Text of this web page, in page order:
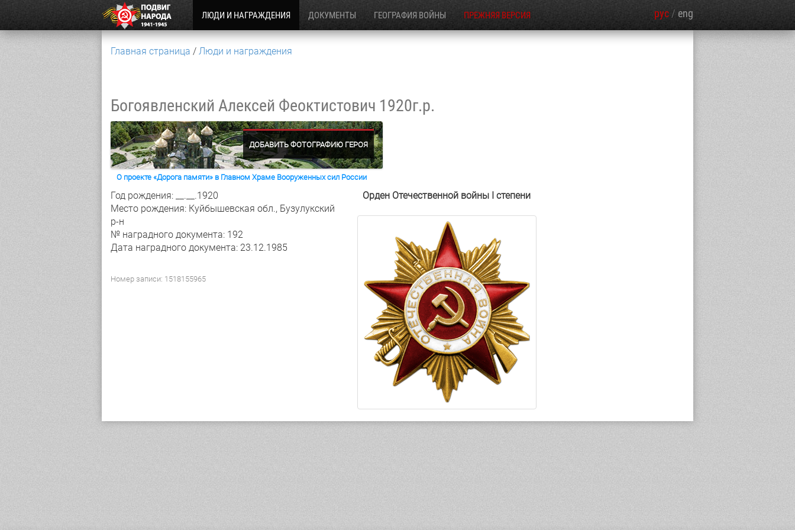
ЛЮДИ И НАГРАЖДЕНИЯ ДОКУМЕНТЫ ГЕОГРАФИЯ ВОЙНЫ ПРЕЖНЯЯ ВЕРСИЯ рус / eng
Главная страница Люди и награждения
Богоявленский Алексей Феоктистович 1920г.р.
ДОБАВИТЬ ФОТОГРАФИЮ ГЕРОЯ
О проекте «Дорога памяти» в Главном Храме Вооруженных сил России
Год рождения: __.__.1920
Место рождения: Куйбышевская обл., Бузулукский
р-н
№ наградного документа: 192
Дата наградного документа: 23.12.1985
Номер записи: 1518155965
Орден Отечественной войны I степени